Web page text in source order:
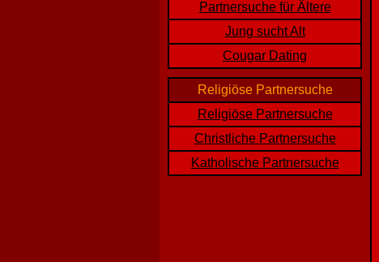
Partnersuche für Ältere
Jung sucht Alt
Cougar Dating
Religiöse Partnersuche
Religiöse Partnersuche
Christliche Partnersuche
Katholische Partnersuche